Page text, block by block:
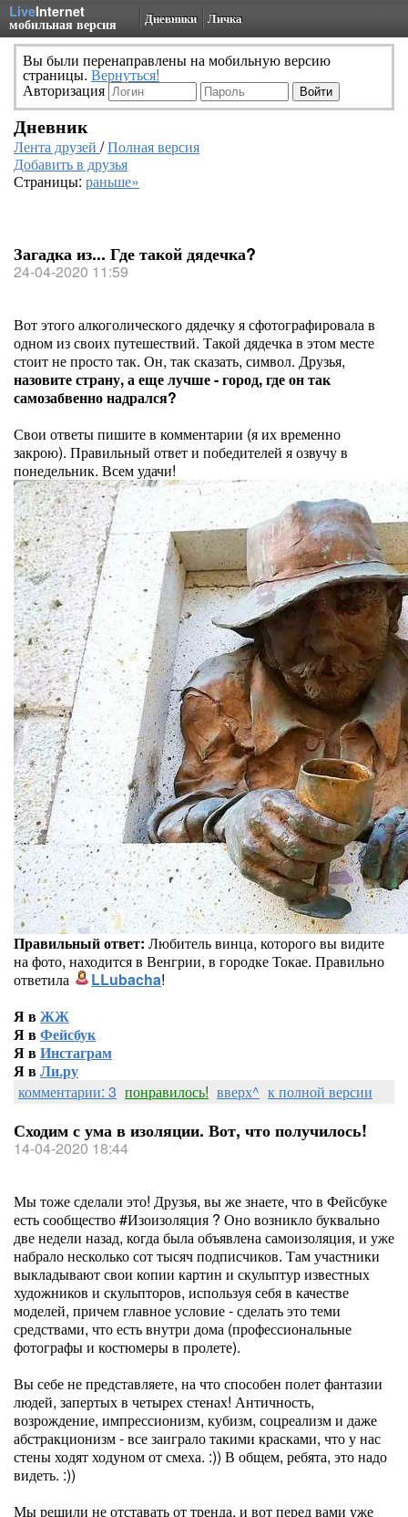
LiveInternet
мобильная версия Дневники Личка
Вы были перенаправлены на мобильную версию
страницы. Вернуться!
Авторизация
Дневник
Лента друзей /Полная версия
Добавить в друзья
Страницы: раньше»
Загадка из... Где такой дядечка?
24-04-2020 11:59
Вот этого алкоголического дядечку я сфотографировала в
одном из своих путешествий. Такой дядечка в этом месте
стоит не просто так. Он, так сказать, символ. Друзья,
назовите страну, а еще лучше - город, где он так
самозабвенно надрался?
Свои ответы пишите в комментарии (я их временно
закрою). Правильный ответ и победителей я озвучу в
понедельник. Всем удачи!
Правильный ответ: Любитель винца, которого вы видите
на фото, находится в Венгрии, в городке Токае. Правильно
ответила
LLubacha!
Я вЖЖ
Я вФейсбук
Я вИнстаграм
Я вЛи.ру
комментарии: 3 понравилось! вверх^ к полной версии
Сходим с ума в изоляции. Вот, что получилось!
14-04-2020 18:44
Мы тоже сделали это! Друзья, вы же знаете, что в Фейсбуке
есть сообщество #Изоизоляция ? Оно возникло буквально
две недели назад, когда была объявлена самоизоляция, и уже
набрало несколько сот тысяч подписчиков. Там участники
выкладывают свои копии картин и скульптур известных
художников и скульпторов, используя себя в качестве
моделей, причем главное условие - сделать это теми
средствами, что есть внутри дома (профессиональные
фотографы и костюмеры в пролете).
Вы себе не представляете, на что способен полет фантазии
людей, запертых в четырех стенах! Античность,
возрождение, импрессионизм, кубизм, соцреализм и даже
абстракционизм - все заиграло такими красками, что у нас
стены ходят ходуном от смеха. :)) В общем, ребята, это надо
видеть. :))
Мы решили не отставать от тренда, и вот перед вами уже